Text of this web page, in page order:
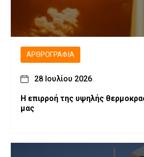
ΑΡΘΡΟΓΡΑΦΊΑ
28 Ιουλίου 2026
Η επιρροή της υψηλής
μας